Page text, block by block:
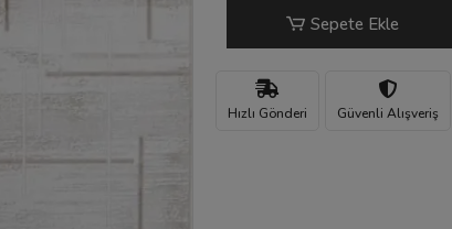
Sepete Ekle
Hızlı Gönderi Güvenli Alışveriş